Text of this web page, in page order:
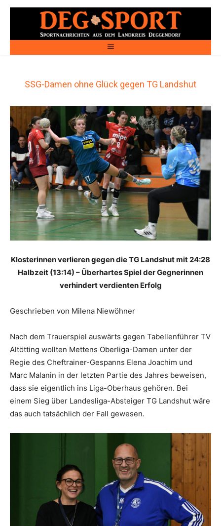
SSG-Damen ohne Glück gegen TG Landshut
Klosterinnen verlieren gegen die TG Landshut mit 24:28
Halbzeit (13:14) – Überhartes Spiel der Gegnerinnen
verhindert verdienten Erfolg
Geschrieben von Milena Niewöhner
Nach dem Trauerspiel auswärts gegen Tabellenführer TV
Altötting wollten Mettens Oberliga-Damen unter der
Regie des Cheftrainer-Gespanns Elena Joachim und
Marc Malanin in der letzten Partie des Jahres beweisen,
dass sie eigentlich ins Liga-Oberhaus gehören. Bei
einem Sieg über Landesliga-Absteiger TG Landshut wäre
das auch tatsächlich der Fall gewesen.